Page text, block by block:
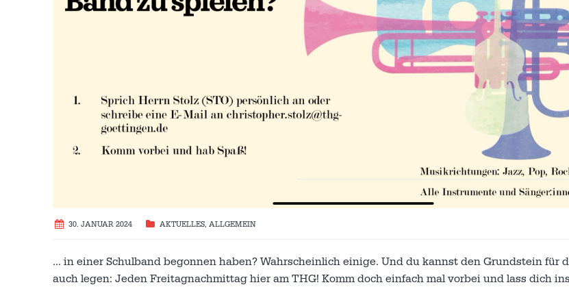
30. JANUAR 2024 AKTUELLES, ALLGEMEIN
… in einer Schulband begonnen haben? Wahrscheinlich einige. Und du kannst den Grundstein für
auch legen: Jeden Freitagnachmittag hier am THG! Komm doch einfach mal vorbei und lass dich